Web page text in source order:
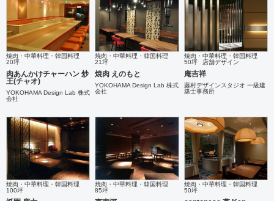
焼肉・中華料理・韓国料理
20坪
肉あんかけチャーハン 炒
王(チャオ)
YOKOHAMA Design Lab 株式
会社
焼肉・中華料理・韓国料理
21坪
焼肉 えのもと
YOKOHAMA Design Lab 株式
会社
焼肉・中華料理・韓国料理
50坪
店舗デザイン
庵吉祥
藤村デザインスタジオ 一級建
築士事務所
焼肉・中華料理・韓国料理
100坪
焼肉・中華料理・韓国料理
85坪
焼肉・中華料理・韓国料理
50坪